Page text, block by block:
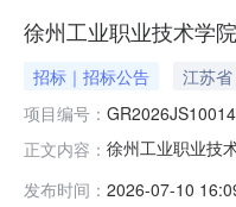
徐州工业职业技术学
招标｜招标公告 江苏
项目编号：
正文内容： 徐州工业职业技
发布时间： 2026-07-10